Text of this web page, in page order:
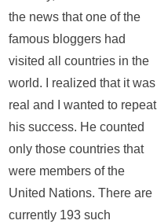
the news that one of the
famous bloggers had
visited all countries in the
world. I realized that it was
real and I wanted to repeat
his success. He counted
only those countries that
were members of the
United Nations. There are
currently 193 such